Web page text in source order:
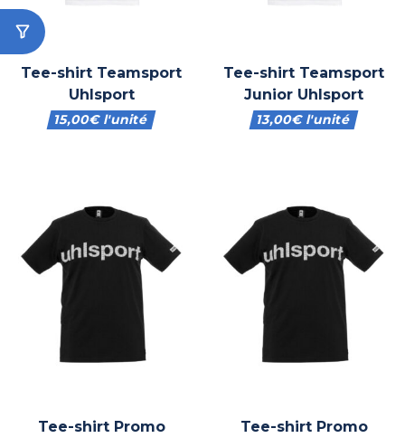
Tee-shirt Teamsport
Uhlsport
15,00€l'unité
Tee-shirt Teamsport
Junior Uhlsport
13,00€l'unité
Tee-shirt Promo
Tee-shirt Promo